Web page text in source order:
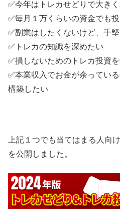
✅今年はトレカせどりで大き
✅毎月１万くらいの資金でも
✅副業はしたくないけど、手
✅トレカの知識を深めたい
✅損しないためのトレカ投資
✅本業収入でお金が余ってい
構築したい
上記１つでも当てはまる人向
を公開しました。